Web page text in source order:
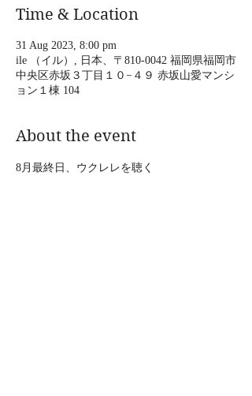
Time & Location
31 Aug 2023, 8:00 pm
ile （イル）, 日本、〒810-0042 福岡県福岡市
中央区赤坂３丁目１０−４９ 赤坂山愛マンシ
ョン１棟 104
About the event
8月最終日、ウクレレを聴く